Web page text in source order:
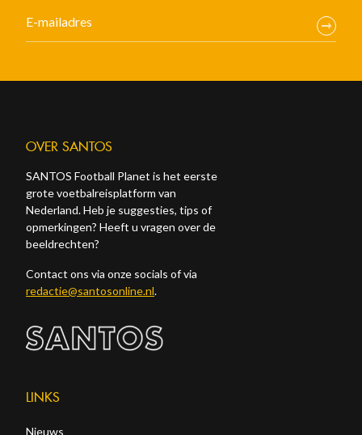
OVER SANTOS
SANTOS Football Planet is het eerste
grote voetbalreisplatform van
Nederland. Heb je suggesties, tips of
opmerkingen? Heeft u vragen over de
beeldrechten?
Contact ons via onze socials of via
redactie@santosonline.nl.
LINKS
Nieuws